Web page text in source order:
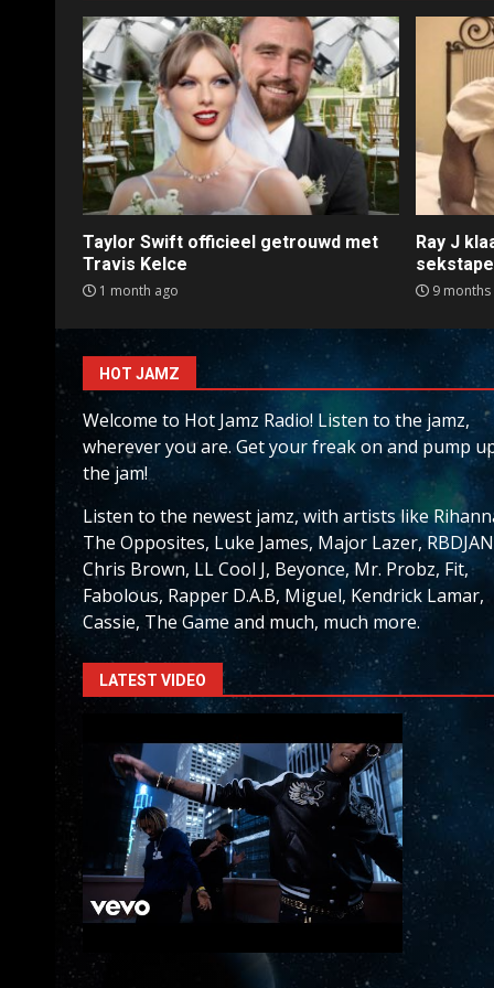
Taylor Swift officieel getrouwd met
Travis Kelce
1 month ago
Ray J
sekstape
9 months
HOT JAMZ
Welcome to Hot Jamz Radio! Listen to the jamz,
wherever you are. Get your freak on and pump
the jam!
Listen to the newest jamz, with artists like
The Opposites, Luke James, Major Lazer,
Chris Brown, LL Cool J, Beyonce, Mr. Probz, Fit,
Fabolous, Rapper D.A.B, Miguel, Kendrick Lamar,
Cassie, The Game and much, much more.
LATEST VIDEO